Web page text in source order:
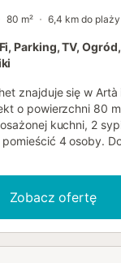
80 m² 6,4 km do plaży
Parking, TV,
znajduje się w
o powierzchni 80
kuchni, 2
4 osoby.
wentylator oraz
tenisa stołowego.
dziecka i krzesełko
Zobacz ofertę